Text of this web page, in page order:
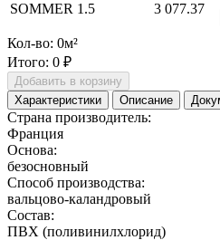
SOMMER 1.5 3 077.37
Кол-во: 0м²
Итого: 0 ₽
Добавить в корзину
Характеристики
Описание
Страна производитель:
Франция
Основа:
безосновный
Способ производства:
вальцово-каландровый
Состав:
ПВХ (поливинилхлорид)